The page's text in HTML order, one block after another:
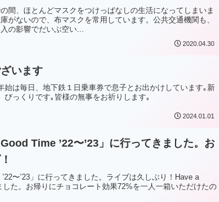
間、ほとんどマスクをつけっぱなしの生活になってしまいま
がないので、布マスクを常用しています。公共交通機関も、
の影響でだいぶ空い...
2020.04.30
います
始は毎日、地下鉄１日乗車券で息子とお出かけしています｡新
っくりです｡皆様の無事をお祈りします｡
2024.01.01
Time ’22〜’23」に行ってきました。お
〜’23」に行ってきました。ライブは久しぶり！Have a
た。お帰りにチョコレート効果72%を一人一箱いただけたの